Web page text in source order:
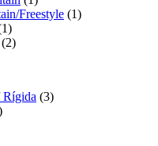
Freestyle (1)
(2)
Rígida (3)